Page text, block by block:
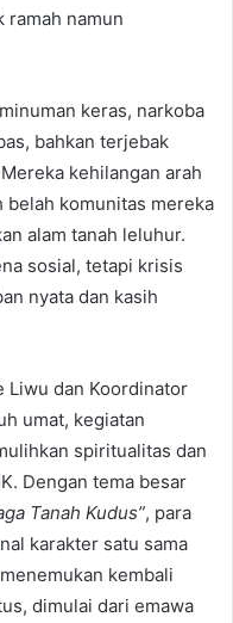
ramah namun
keras, narkoba
bahkan terjebak
kehilangan arah
belah komunitas mereka
alam tanah leluhur.
sosial, tetapi krisis
nyata dan kasih
Liwu dan Koordinator
umat, kegiatan
spiritualitas dan
Dengan tema besar
Tanah Kudus”, para
karakter satu sama
kembali
dimulai dari emawa